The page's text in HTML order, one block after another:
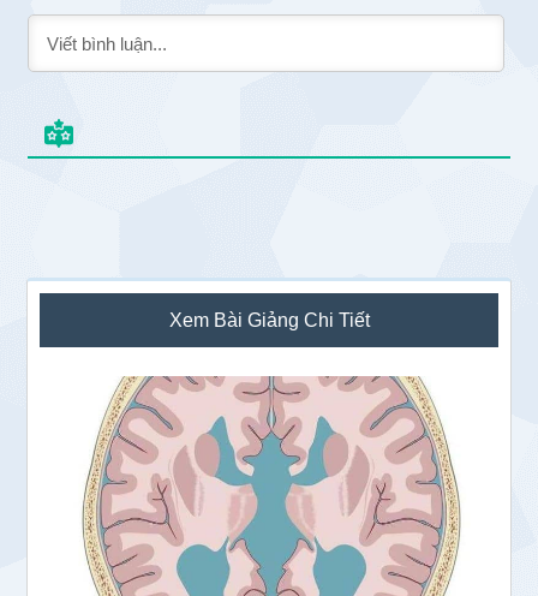
Sidebar
chính
Xem Bài Giảng Chi Tiết